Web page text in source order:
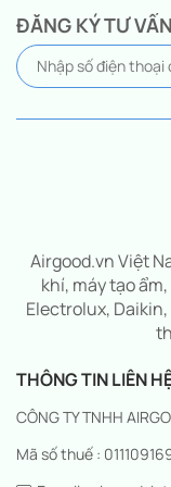
ĐĂNG KÝ TƯ VẤN
Airgood.vn Việt
khí, máy tạo
Electrolux,
THÔNG TIN LIÊN
CÔNG TY TNHH
Mã số thuế :